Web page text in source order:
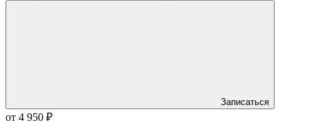
Записаться
от 4 950 ₽